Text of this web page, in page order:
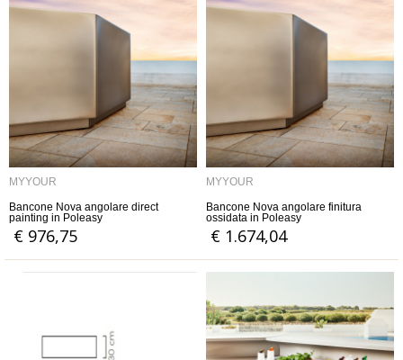
MYYOUR
Bancone Nova angolare direct
painting in Poleasy
€ 976,75
MYYOUR
Bancone Nova angolare finitura
ossidata in Poleasy
€ 1.674,04